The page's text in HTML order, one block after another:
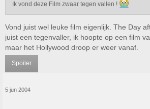
Ik vond deze Film zwaar tegen vallen !
Vond juist wel leuke film eigenlijk. The Day
juist een tegenvaller, ik hoopte op een film
maar het Hollywood droop er weer vanaf.
Spoiler
5 jun 2004